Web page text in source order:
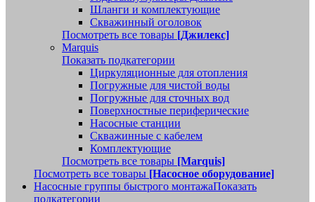
Шланги и комплектующие
Скважинный оголовок
Посмотреть все товары [Джилекс]
Marquis
Показать подкатегории
Циркуляционные для отопления
Погружные для чистой воды
Погружные для сточных вод
Поверхностные периферические
Насосные станции
Скважинные с кабелем
Комплектующие
Посмотреть все товары [Marquis]
Посмотреть все товары [Насосное оборудование]
Насосные группы быстрого монтажаПоказать
подкатегории